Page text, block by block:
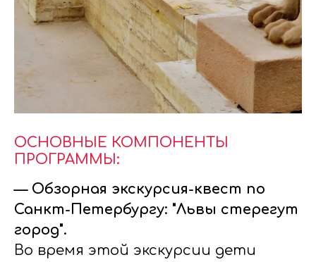
ОСНОВНЫЕ КОМПОНЕНТЫ
ПРОГРАММЫ:
— Обзорная экскурсия-квест по
Санкт-Петербургу: "Львы стерегут
город".
Во время этой экскурсии дети